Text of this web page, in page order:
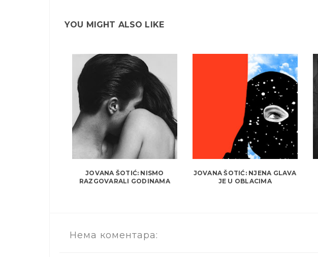
YOU MIGHT ALSO LIKE
JOVANA ŠOTIĆ: NISMO
RAZGOVARALI GODINAMA
JOVANA ŠOTIĆ: NJENA GLAVA
JE U OBLACIMA
Нема коментара: